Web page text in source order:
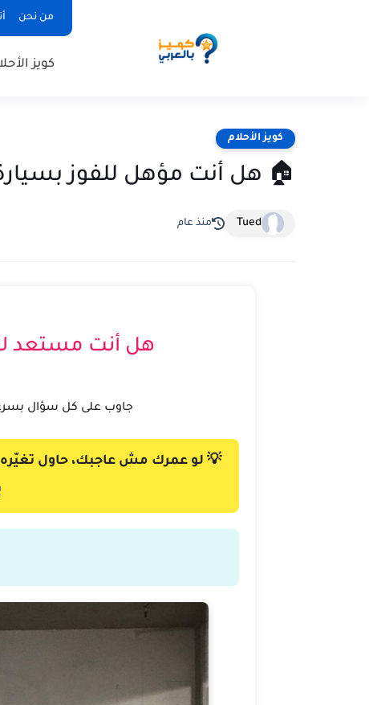
من نحن
كويز
كويز الأحلام
🏠 هل أنت مؤهل للفوز بسيارة أو
Tued منذ عام
هل أنت مستعد
جاوب على كل سؤال
💡 لو عمرك مش عاجبك، حاول